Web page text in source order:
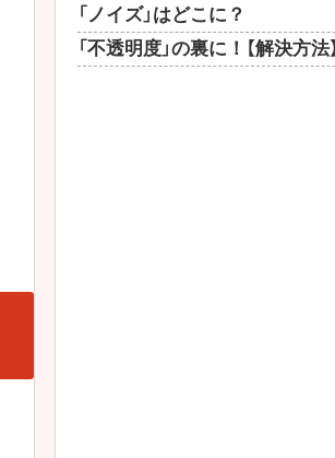
「ノイズ」はどこに？
「不透明度」の裏に！【解決方法】